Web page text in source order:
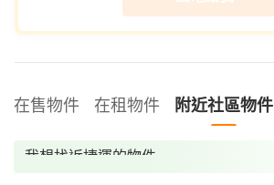
在售物件 在租物件 附近社區物件
我想找近捷運的物件